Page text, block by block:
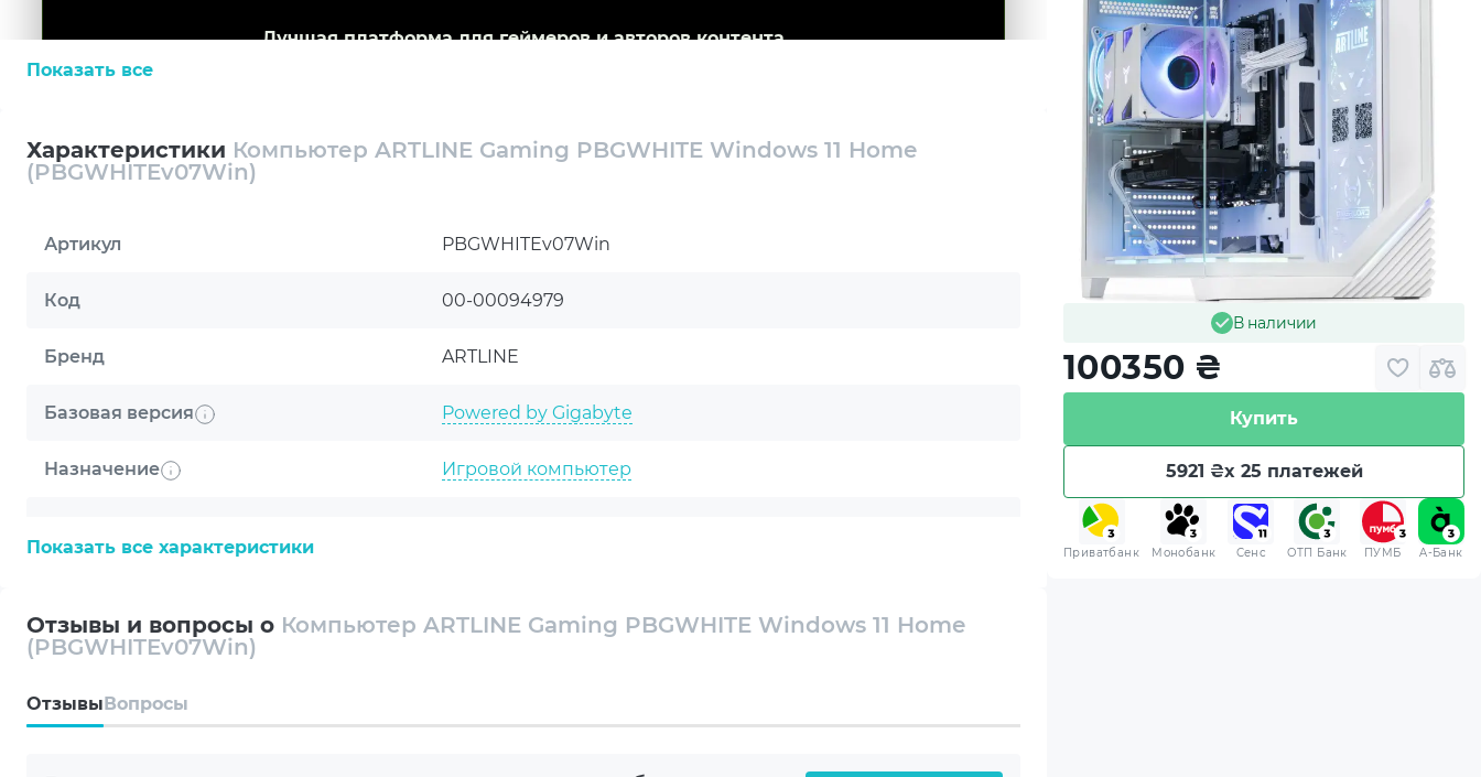
Лучшая платформа для геймеров и авторов контента
Показать все
Характеристики Компьютер ARTLINE Gaming PBGWHITE Windows 11 Home
(PBGWHITEv07Win)
Артикул PBGWHITEv07Win
Код 00-00094979
Бренд ARTLINE
Базовая версия Powered by Gigabyte
Назначение Игровой компьютер
Охлаждение процессора Tower Premium White ARGB
Видеокарта
Показать все характеристики
Отзывы и вопросы о Компьютер ARTLINE Gaming PBGWHITE Windows 11 Home
(PBGWHITEv07Win)
OтзывыВопросы
В наличии
100350 ₴
Купить
5921 ₴x 25 платежей
Приватбанк Монобанк Сенс ОТП Банк ПУМБ A-Банк
Компания ARTLINE благодарит Вас за выбор нашей продукции. Мы уверены, что приобретенная вами
техника будет служить вам долгие годы при соблюдении правил эксплуатации и хранения.